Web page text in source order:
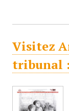
Visitez
tribunal